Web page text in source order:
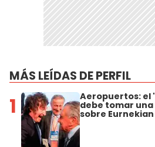
MÁS LEÍDAS DE PERFIL
1 Aeropuertos: el
debe tomar
sobre